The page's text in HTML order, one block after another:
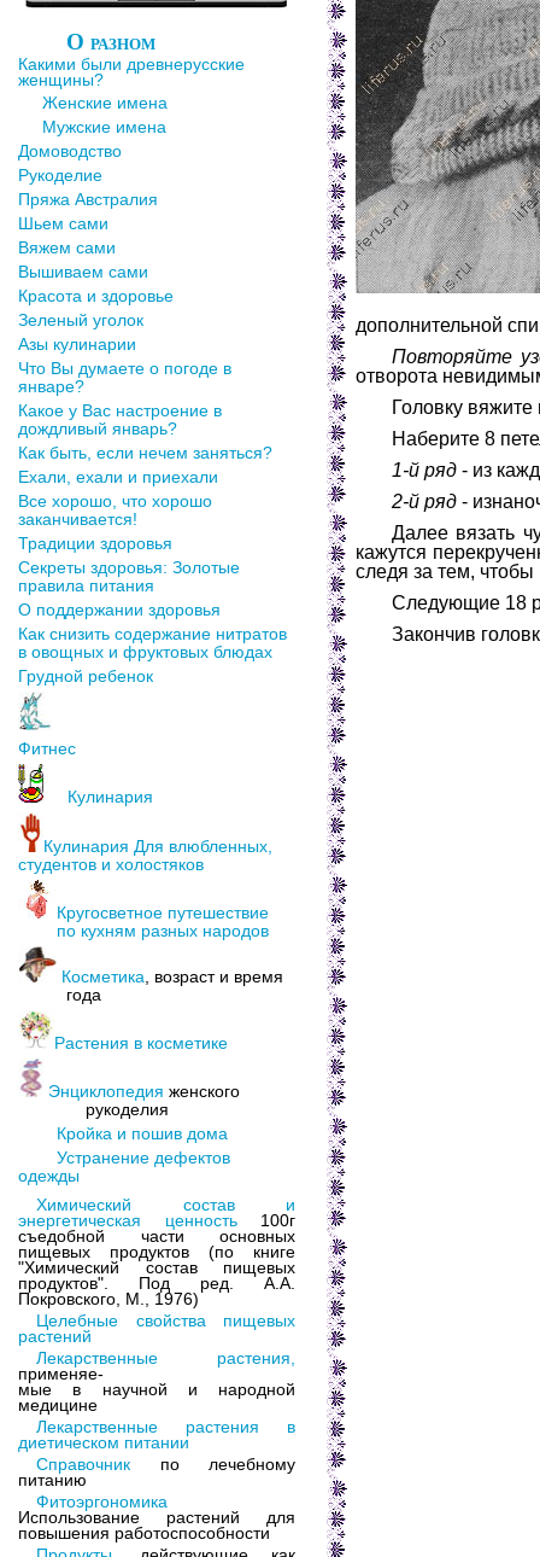
дополнительной
Повторяйте
отворота
Головку
Наберите 8
1-й ряд - из
2-й ряд -
Далее вязать
кажутся
следя за тем,
Следующие 18
Закончив
О разном
Какими были древнерусские
женщины?
Женские имена
Мужские имена
Домоводство
Рукоделие
Пряжа Австралия
Шьем сами
Вяжем сами
Вышиваем сами
Красота и здоровье
Зеленый уголок
Азы кулинарии
Что Вы думаете о погоде в
январе?
Какое у Вас настроение в
дождливый январь?
Как быть, если нечем заняться?
Ехали, ехали и приехали
Все хорошо, что хорошо
заканчивается!
Традиции здоровья
Секреты здоровья: Золотые
правила питания
О поддержании здоровья
Как снизить содержание нитратов
в овощных и фруктовых блюдах
Грудной ребенок
Фитнес
Кулинария
Кулинария Для влюбленных,
студентов и холостяков
Кругосветное путешествие
по кухням разных народов
Косметика , возраст и время
года
Растения в косметике
Энциклопедия женского
рукоделия
Кройка и пошив дома
Устранение дефектов
одежды
Химический состав и
энергетическая ценность100г
съедобной части основных
пищевых продуктов (по книге
"Химический состав пищевых
продуктов". Под ред. А.А.
Покровского, М., 1976)
Целебные свойства пищевых
растений
Лекарственные растения,
применяе-
мые в научной и народной
медицине
Лекарственные растения в
диетическом питании
Справочник по лечебному
питанию
Фитоэргономика
Использование растений для
повышения работоспособности